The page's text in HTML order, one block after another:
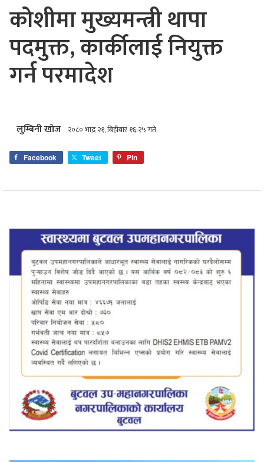
कोशीमा मुख्यमन्त्री थापा
पदमुक्त, कार्कीलाई नियुक्त
गर्न परमादेश
लुम्बिनी खोज २०८० भाद्र २१, बिहीबार १६:२५ गते
Facebook Tweet Pin